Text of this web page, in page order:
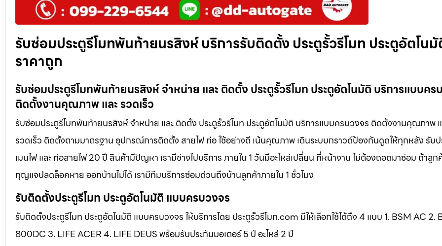
รับซ่อมประตูรีโมทพันท้ายนรสิงห์ บริการรับติดตั้ง ประตูรั้วรีโมท ประตูอัตโน
ราคาถูก
รับซ่อมประตูรีโมทพันท้ายนรสิงห์ จำหน่าย และ ติดตั้ง ประตูรั้วรีโมท ประตูอัตโนมัติ บริการแบบคร
ติดตั้งงานคุณภาพ และ รวดเร็ว
รับซ่อมประตูรีโมทพันท้ายนรสิงห์ จำหน่าย และ ติดตั้ง ประตูรั้วรีโมท ประตูอัตโนมัติ บริการแบบครบวงจร ติดตั้งงานคุณภาพ
รวดเร็ว ติดตั้งตามมาตรฐาน อุปกรณ์การติดตั้ง สายไฟ ท่อ ใช้อย่างดี เน้นคุณภาพ เดินระบบกราวด์ป้องกันดูดให้ทุกหลัง รับ
เมนไฟ และ ท่อสายไฟ 20 ปี สินค้ามีปัญหา เรามีช่างไปบริการ ภายใน 1 วันมีอะไหล่เปลี่ยน ที่หน้างาน ไม่ต้องถอดมาซ่อม ถ้าลูก
กุญแจปลดล็อคหาย ออกบ้านไม่ได้ เรามีทีมบริการซ่อมด่วนถึงบ้านลูกค้าภายใน 1 ชั่วโมง
รับติดตั้งประตูรีโมท ประตูอัตโนมัติ แบบครบวงจร
รับติดตั้งประตูรีโมท ประตูอัตโนมัติ แบบครบวงจร ให้บริการโดย ประตูรั้วรีโมท.com มีให้เลือกใช้ได้ถึง 4 แบบ 1. BSM AC 2.
800DC 3. LIFE ACER 4. LIFE DEUS พร้อมรับประกันมอเตอร์ 5 ปี อะไหล่ 2 ปี